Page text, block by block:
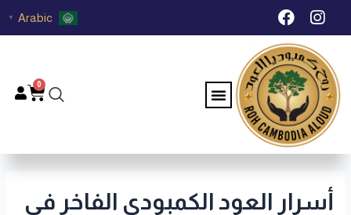
تخطي I
n
s
t
a
g
r
a
m
F
a
c
e
b
o
o
k
Arabic
▼
Menu
0
أسرار العود الكمبودي الفاخر في
Post
navigation